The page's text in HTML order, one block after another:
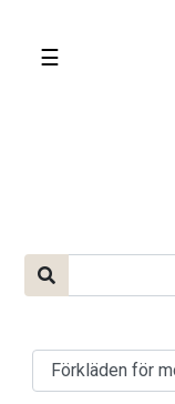
☰